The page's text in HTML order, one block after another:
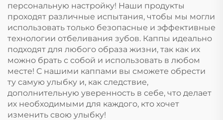
персональную настройку! Наши продукты
проходят различные испытания, чтобы мы могли
использовать только безопасные и эффективные
технологии отбеливания зубов. Каппы идеально
подходят для любого образа жизни, так как их
можно брать с собой и использовать в любом
месте! С нашими каппами вы сможете обрести
ту самую улыбку и, как следствие,
дополнительную уверенность в себе, что делает
их необходимыми для каждого, кто хочет
изменить свою улыбку!